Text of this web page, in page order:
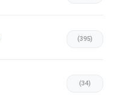
(395)
(34)